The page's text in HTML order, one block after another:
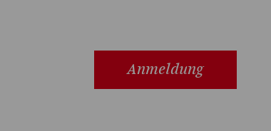
Anmeldung